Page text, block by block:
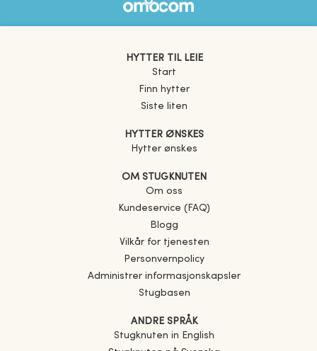
HYTTER TIL LEIE
Start
Finn hytter
Siste liten
HYTTER ØNSKES
Hytter ønskes
OM STUGKNUTEN
Om oss
Kundeservice (FAQ)
Blogg
Vilkår for tjenesten
Personvernpolicy
Administrer informasjonskapsler
Stugbasen
ANDRE SPRÅK
Stugknuten in English